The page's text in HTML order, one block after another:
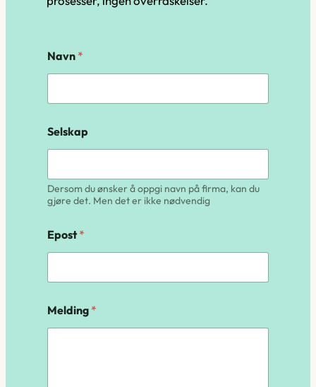
Navn *
Selskap
Dersom du ønsker å oppgi navn på firma, kan du
gjøre det. Men det er ikke nødvendig
Epost*
Melding *